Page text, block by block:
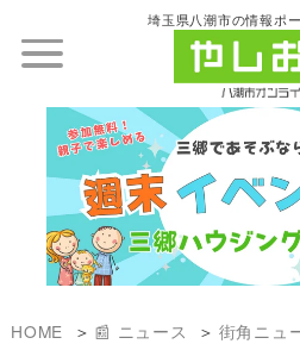
埼玉県八潮市の情報ポ
HOME 📰 ニュース 街角ニュ